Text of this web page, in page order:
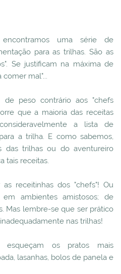
uma série de
para as trilhas. São as
Se justificam na máxima de
mal"...
de peso contrário aos "chefs
que a maioria das receitas
a lista de
a trilha. E como sabemos,
das trilhas ou do aventureiro
tais receitas.
receitinhas dos "chefs"! Ou
ambientes amistosos; de
Mas lembre-se que ser prático
nas trilhas!
esqueçam os pratos mais
lasanhas, bolos de panela e